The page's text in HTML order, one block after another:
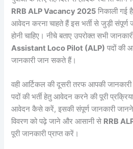
RRB ALP Vacancy 2025 निकाली गई
आवेदन करना चाहते हैं इस भर्ती से जुड़ी संपूर्ण
होनी चाहिए। नीचे बताए उपरोक्त सभी
Assistant Loco Pilot (ALP) पदों की
जानकारी जान सकते हैं।
वही आर्टिकल की दूसरी तरफ आपकी
पदों की भर्ती हेतु आवेदन करने की पूरी
आवेदन कैसे करें, इसकी संपूर्ण जानकारी
विवरण को पढ़े जाने और आसानी से RRB
पूरी जानकारी प्राप्त करें।